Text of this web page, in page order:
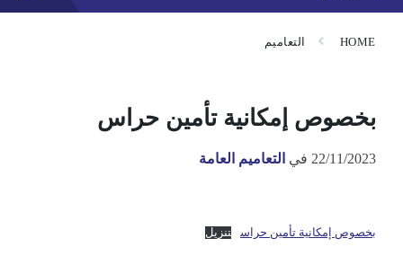
HOME التعاميم
بخصوص إمكانية تأمين حراس
22/11/2023 في التعاميم العامة
بخصوص إمكانية تأمين حراس تنزيل